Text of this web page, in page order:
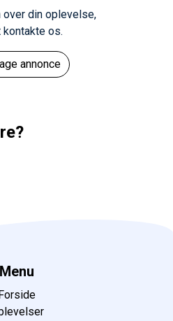
over din oplevelse,
kontakte os.
annonce
Menu
Forside